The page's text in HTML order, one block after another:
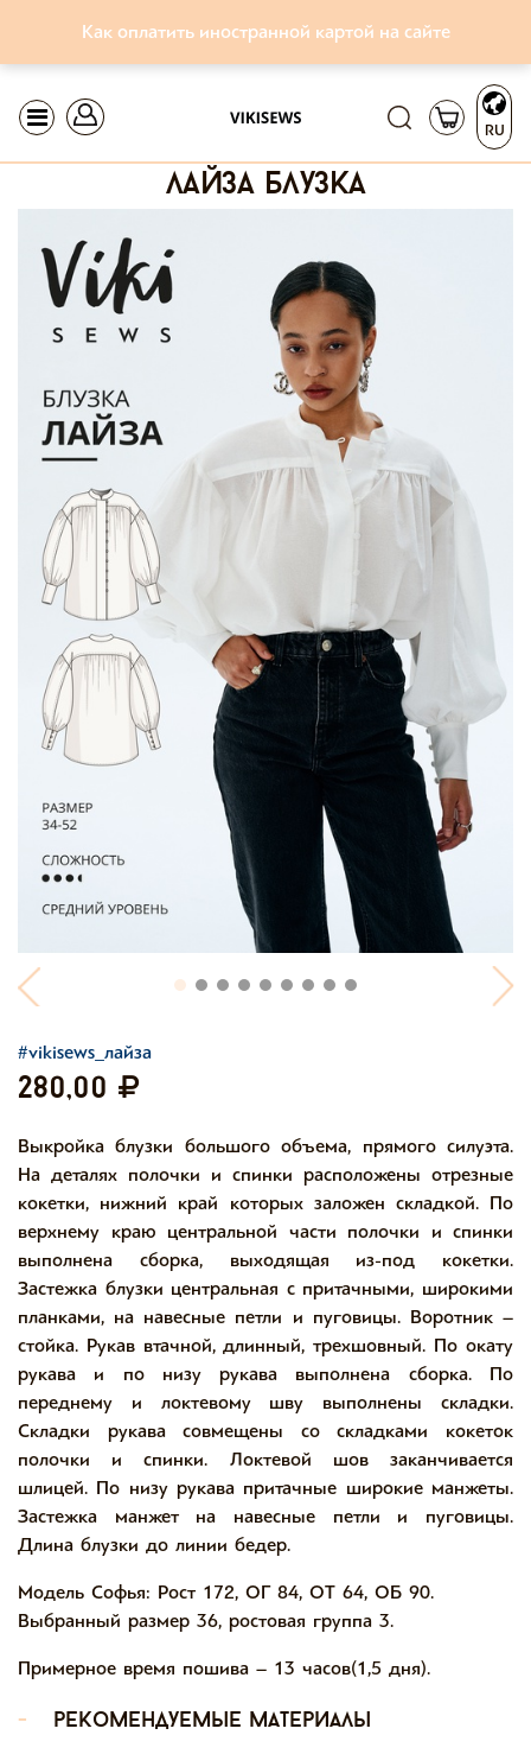
Как оплатить иностранной картой на сайте
RU
лайза блузка
#vikisews_лайза
280,00
Выкройка блузки большого объема, прямого силуэта.
На деталях полочки и спинки расположены отрезные
кокетки, нижний край которых заложен складкой. По
верхнему краю центральной части полочки и спинки
выполнена сборка, выходящая из-под кокетки.
Застежка блузки центральная с притачными, широкими
планками, на навесные петли и пуговицы. Воротник –
стойка. Рукав втачной, длинный, трехшовный. По окату
рукава и по низу рукава выполнена сборка. По
переднему и локтевому шву выполнены складки.
Складки рукава совмещены со складками кокеток
полочки и спинки. Локтевой шов заканчивается
шлицей. По низу рукава притачные широкие манжеты.
Застежка манжет на навесные петли и пуговицы.
Длина блузки до линии бедер.
Модель Софья: Рост 172, ОГ 84, ОТ 64, ОБ 90.
Выбранный размер 36, ростовая группа 3.
Примерное время пошива – 13 часов(1,5 дня).
-
рекомендуемые материалы